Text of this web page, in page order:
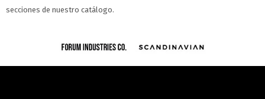
secciones de nuestro catálogo.